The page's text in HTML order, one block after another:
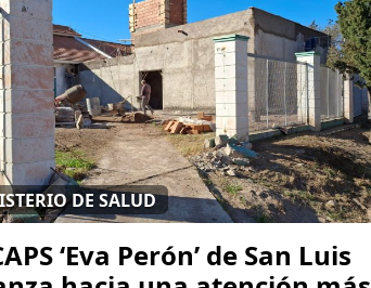
DE SALUD
‘Eva Perón’ de San Luis